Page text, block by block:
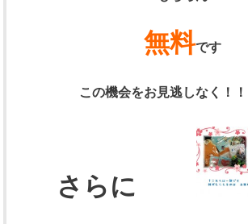
無料です
この機会をお見逃しなく！！
さらに